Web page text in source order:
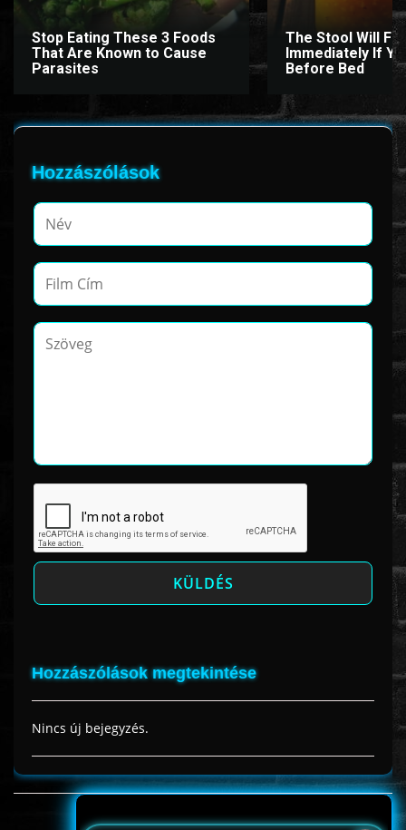
Stop Eating These 3 Foods
That Are Known to Cause
Parasites
The Stool Will Fly
Immediately If
Before Bed
Hozzászólások
Hozzászólások megtekintése
Nincs új bejegyzés.